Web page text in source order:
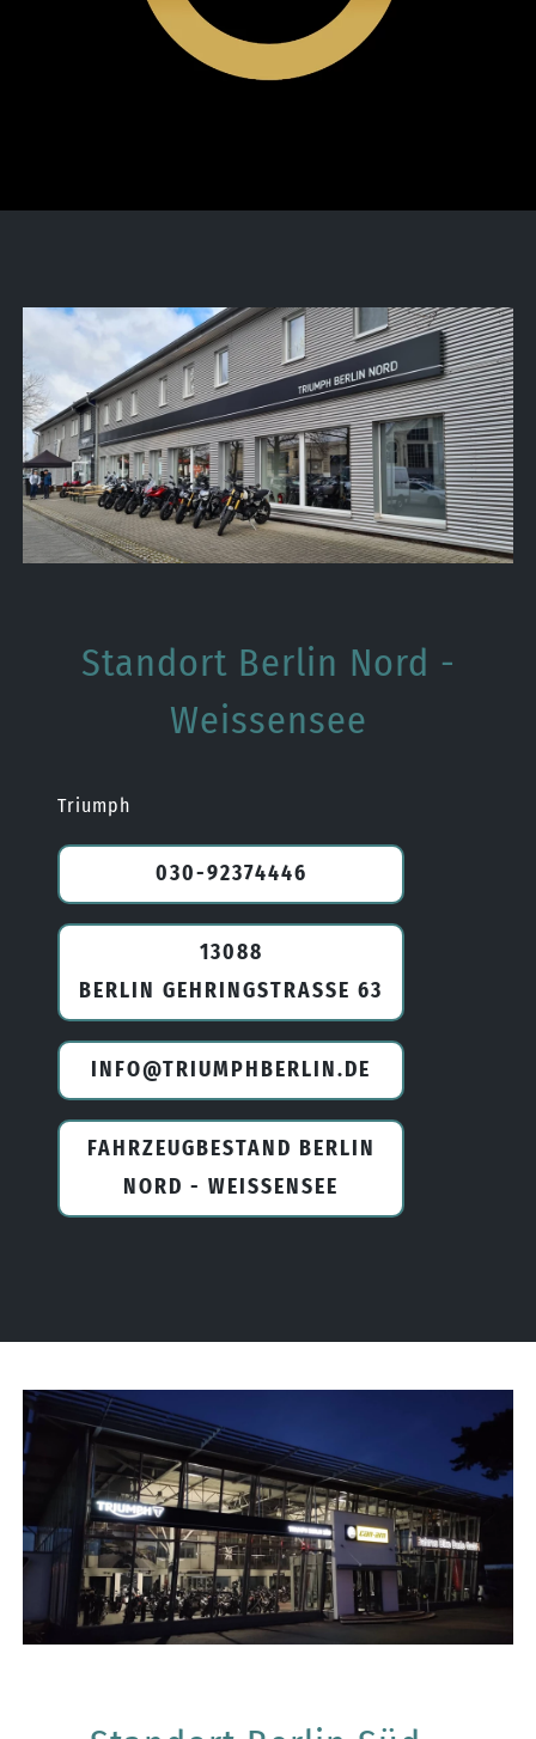
Standort Berlin Nord -
Weissensee
Triumph
030-92374446
13088
BERLIN GEHRINGSTRASSE 63
INFO@TRIUMPHBERLIN.DE
FAHRZEUGBESTAND BERLIN
NORD - WEISSENSEE